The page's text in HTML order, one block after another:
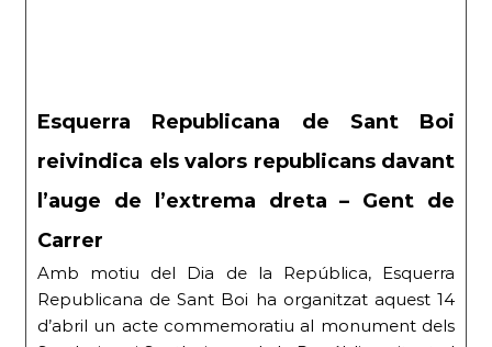
Esquerra Republicana de Sant Boi
reivindica els valors republicans davant
l’auge de l’extrema dreta – Gent de
Carrer
Amb motiu del Dia de la República, Esquerra
Republicana de Sant Boi ha organitzat aquest 14
d’abril un acte commemoratiu al monument dels